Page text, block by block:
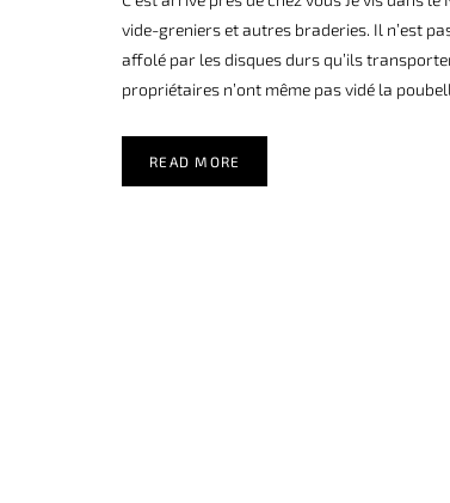
vide-greniers et autres braderies. Il n’est
affolé par les disques durs qu’ils
propriétaires n’ont même pas vidé la
READ MORE